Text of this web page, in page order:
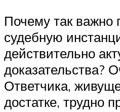
Почему так важно
судебную
действительно
доказательства?
Ответчика,
достатке, трудно